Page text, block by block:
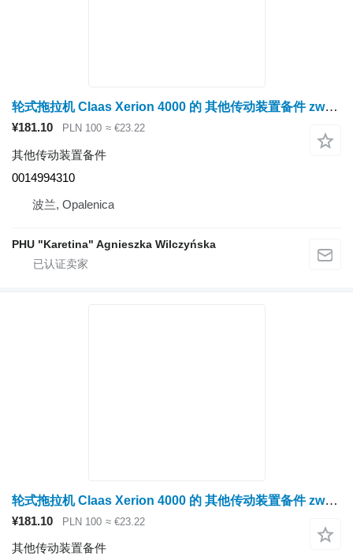
轮式拖拉机 Claas Xerion 4000 的 其他传动装置备件 zwolnica przekładnia planetarna satelitarna 0014994310
¥181.10 PLN 100 ≈ €23.22
其他传动装置备件
0014994310
波兰, Opalenica
PHU "Karetina" Agnieszka Wilczyńska
轮式拖拉机 Claas Xerion 4000 的 其他传动装置备件 zwrotnica – zestaw kół stoźkowych 0014994040
¥181.10 PLN 100 ≈ €23.22
其他传动装置备件